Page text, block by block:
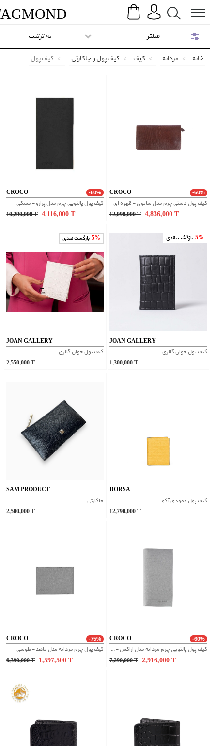
Search
TAGMOND
به ترتیب
خانه مردانه کیف کیف پول و جاکارتی کیف پول
CROCO -60%
کیف پول پالتویی چرم مدل پزارو - مشکی
10,290,000 T 4,116,000
CROCO -60%
کیف پول دستی چرم مدل سانوی - قهوه ای
12,090,000 T 4,836,000
5% بازگشت نقدی
JOAN GALLERY
کیف پول جوان گالری
2,550,000
5% بازگشت نقدی
JOAN GALLERY
کیف پول جوان گالری
1,300,000
SAM PRODUCT
جاکارتی
2,500,000
DORSA
کيف پول عمودي آکو
12,790,000
CROCO -75%
کیف پول چرم مردانه مدل ماهد - طوسی
6,390,000 T 1,597,500
CROCO -60%
کیف پول پالتویی چرم مردانه مدل آراکس - طوسی
7,290,000 T 2,916,000
فیلتر